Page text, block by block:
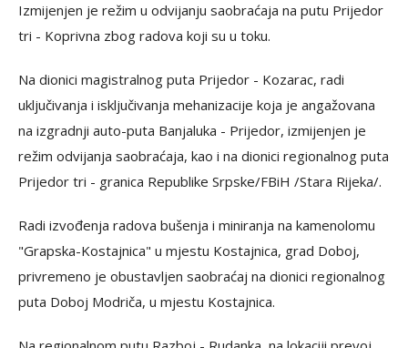
Izmijenjen je režim u odvijanju saobraćaja na putu Prijedor
tri - Koprivna zbog radova koji su u toku.
Na dionici magistralnog puta Prijedor - Kozarac, radi
uključivanja i isključivanja mehanizacije koja je angažovana
na izgradnji auto-puta Banjaluka - Prijedor, izmijenjen je
režim odvijanja saobraćaja, kao i na dionici regionalnog puta
Prijedor tri - granica Republike Srpske/FBiH /Stara Rijeka/.
Radi izvođenja radova bušenja i miniranja na kamenolomu
"Grapska-Kostajnica" u mjestu Kostajnica, grad Doboj,
privremeno je obustavljen saobraćaj na dionici regionalnog
puta Doboj Modriča, u mjestu Kostajnica.